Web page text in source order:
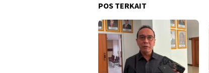
POS TERKAIT